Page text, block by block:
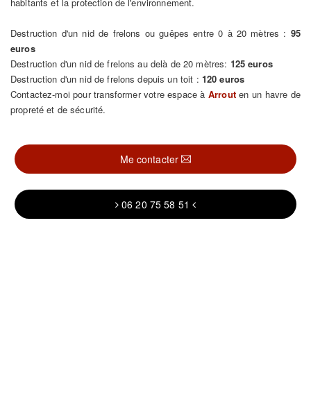
Destruction d'un nid de frelons ou guêpes entre 0 à 20 mètres : 95
euros
Destruction d'un nid de frelons au delà de 20 mètres: 125 euros
Destruction d'un nid de frelons depuis un toit : 120 euros
Contactez-moi pour transformer votre espace à Arrouten un havre de
propreté et de sécurité.
Me contacter
06 20 75 58 51